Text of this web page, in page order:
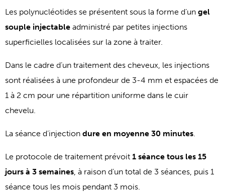
Les polynucléotides se présentent sous la forme d’un gel
souple injectable administré par petites injections
superficielles localisées sur la zone à traiter.
Dans le cadre d’un traitement des cheveux, les injections
sont réalisées à une profondeur de 3-4 mm et espacées de
1 à 2 cm pour une répartition uniforme dans le cuir
chevelu.
La séance d’injection dure en moyenne 30 minutes
Le protocole de traitement prévoit 1 séance tous les 15
jours à 3 semaines , à raison d’un total de 3 séances, puis 1
séance tous les mois pendant 3 mois.